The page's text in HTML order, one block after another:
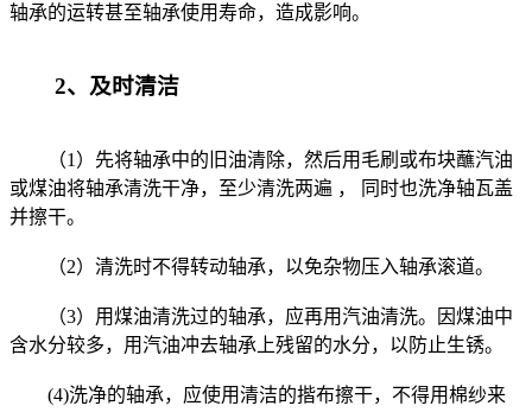
轴承的运转甚至轴承使用寿命，造成影响。
2、及时清洁
（1）先将轴承中的旧油清除，然后用毛刷或布块蘸汽油
或煤油将轴承清洗干净，至少清洗两遍 ， 同时也洗净轴瓦盖
并擦干。
（2）清洗时不得转动轴承，以免杂物压入轴承滚道。
（3）用煤油清洗过的轴承，应再用汽油清洗。因煤油中
含水分较多，用汽油冲去轴承上残留的水分，以防止生锈。
(4)洗净的轴承，应使用清洁的揩布擦干，不得用棉纱来